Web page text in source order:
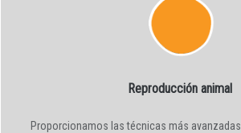
Reproducción animal
Proporcionamos las técnicas más